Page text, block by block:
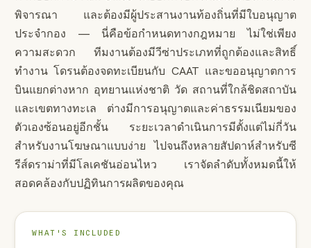
พิจารณา และต้องมีผู้ประสานงานท้องถิ่นที่มีใบอนุญาต
ประจำกอง — นี่คือข้อกำหนดทางกฎหมาย ไม่ใช่เพียง
ความสะดวก ทีมงานต้องมีวีซ่าประเภทที่ถูกต้องและสิทธิ์
ทำงาน โดรนต้องจดทะเบียนกับ CAAT และขออนุญาตการ
บินแยกต่างหาก อุทยานแห่งชาติ วัด สถานที่ใกล้ชิดสถาบัน
และเขตทางทะเล ต่างมีการอนุญาตและค่าธรรมเนียมของ
ตัวเองซ้อนอยู่อีกชั้น ระยะเวลาดำเนินการมีตั้งแต่ไม่กี่วัน
สำหรับงานโฆษณาแบบง่าย ไปจนถึงหลายสัปดาห์สำหรับซี
รีส์ดราม่าที่มีโลเคชันอ่อนไหว เราจัดลำดับทั้งหมดนี้ให้
สอดคล้องกับปฏิทินการผลิตของคุณ
WHAT'S INCLUDED